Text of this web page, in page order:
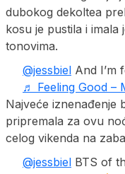
dubokog dekoltea
kosu je pustila i
tonovima.
@jessbiel And I’m
♬ Feeling Good –
Najveće iznenađenje
pripremala za ovu
celog vikenda na
@jessbiel BTS of